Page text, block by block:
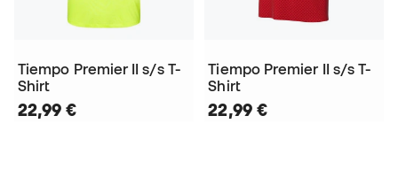
Tiempo Premier II s/s T-
Shirt
22,99 €
Tiempo Premier II s/s T-
Shirt
22,99 €